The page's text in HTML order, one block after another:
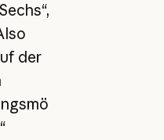
der